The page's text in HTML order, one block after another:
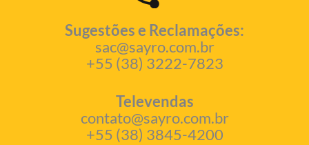
Sugestões e Reclamações:
sac@sayro.com.br
+55 (38) 3222-7823
Televendas
contato@sayro.com.br
+55 (38) 3845-4200